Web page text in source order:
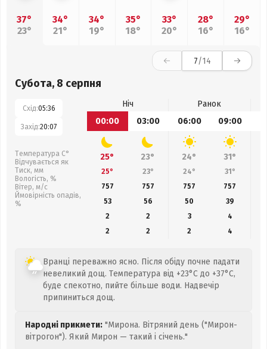
37°
23°
34°
21°
34°
19°
35°
18°
33°
20°
28°
16°
29°
16°
7/14
Субота, 8 серпня
Схід:05:36
Захід:20:07
Температура С°
Відчувається як
Тиск, мм
Вологість, %
Вітер, м/с
Ймовірність опадів,
%
Ніч
Ранок
00:00
03:00 06:00 09:00
25° 23° 24° 31°
25° 23° 24° 31°
757
757 757 757
53
56 50
39
2
2 3
4
2
2 2 4
Вранці переважно ясно. Після обіду почне падати
невеликий дощ. Температура від +23°C до +37°C,
буде спекотно, пийте більше води. Надвечір
припиниться дощ.
Народні прикмети: "Мирона. Вітряний день ("Мирон-
вітрогон"). Який Мирон — такий і січень."